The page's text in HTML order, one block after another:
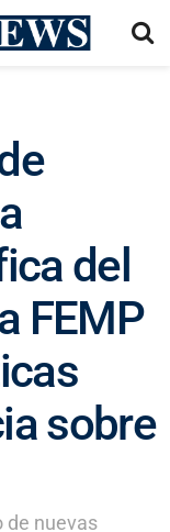
del
FEMP
sobre
de nuevas